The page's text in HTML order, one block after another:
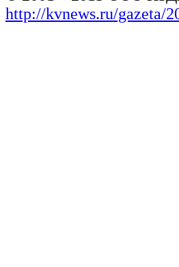
http://kvnews.ru/gazeta/